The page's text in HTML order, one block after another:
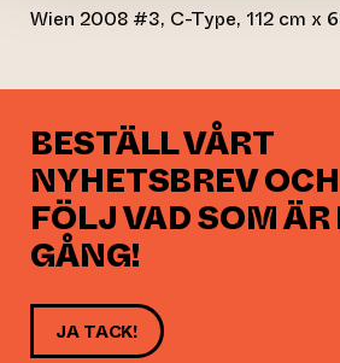
Wien 2008 #3, C-Type, 112 cm x
BESTÄLL VÅRT
NYHETSBREV OCH
FÖLJ VAD SOM ÄR
GÅNG!
JA TACK!